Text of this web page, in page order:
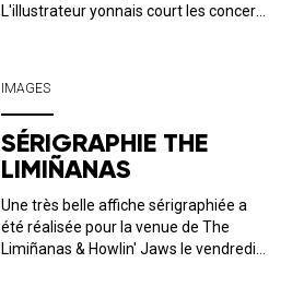
L'illustrateur yonnais court les concerts
Cette fois-ci, il a jeté son dévo...
IMAGES
SÉRIGRAPHIE THE
LIMIÑANAS
Une très belle affiche sérigraphiée a
été réalisée pour la venue de The
Limiñanas & Howlin' Jaws le vendredi